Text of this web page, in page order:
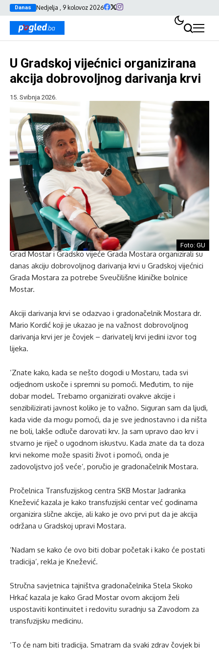
Danas Nedjelja , 9 kolovoz 2026
U Gradskoj vijećnici organizirana
akcija dobrovoljnog darivanja krvi
15. Svibnja 2026.
Foto: GU
Grad Mostar i Gradsko vijeće Grada Mostara organizirali su
danas akciju dobrovoljnog darivanja krvi u Gradskoj vijećnici
Grada Mostara za potrebe Sveučilišne kliničke bolnice
Mostar.
Akciji darivanja krvi se odazvao i gradonačelnik Mostara dr.
Mario Kordić koji je ukazao je na važnost dobrovoljnog
darivanja krvi jer je čovjek – darivatelj krvi jedini izvor tog
lijeka.
‘Znate kako, kada se nešto dogodi u Mostaru, tada svi
odjednom uskoče i spremni su pomoći. Međutim, to nije
dobar model. Trebamo organizirati ovakve akcije i
senzibilizirati javnost koliko je to važno. Siguran sam da ljudi,
kada vide da mogu pomoći, da je sve jednostavno i da ništa
ne boli, lakše odluče darovati krv. Ja sam upravo dao krv i
stvarno je riječ o ugodnom iskustvu. Kada znate da ta doza
krvi nekome može spasiti život i pomoći, onda je
zadovoljstvo još veće’, poručio je gradonačelnik Mostara.
Pročelnica Transfuzijskog centra SKB Mostar Jadranka
Knežević kazala je kako transfuzijski centar već godinama
organizira slične akcije, ali kako je ovo prvi put da je akcija
održana u Gradskoj upravi Mostara.
‘Nadam se kako će ovo biti dobar početak i kako će postati
tradicija’, rekla je Knežević.
Stručna savjetnica tajništva gradonačelnika Stela Skoko
Hrkać kazala je kako Grad Mostar ovom akcijom želi
uspostaviti kontinuitet i redovitu suradnju sa Zavodom za
transfuzijsku medicinu.
‘To će nam biti tradicija. Smatram da svaki zdrav čovjek bi